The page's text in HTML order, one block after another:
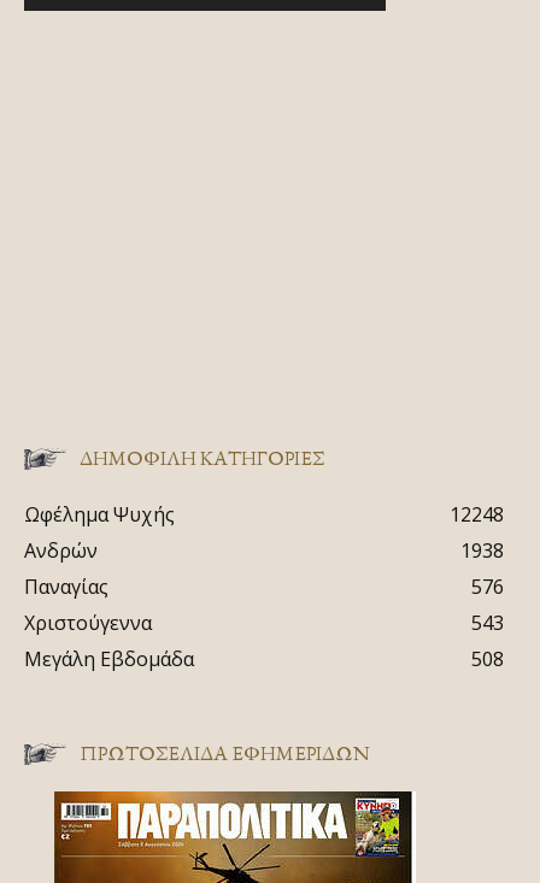
ΔΗΜΟΦΙΛΗ ΚΑΤΗΓΟΡΙΕΣ
Ωφέλημα Ψυχής
12248
Ανδρών
1938
Παναγίας
576
Χριστούγεννα
543
Μεγάλη Εβδομάδα
508
ΠΡΩΤΟΣΈΛΙΔΑ ΕΦΗΜΕΡΊΔΩΝ